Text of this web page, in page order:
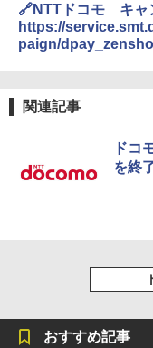
🔗NTTドコモ キャ
https://
paign/
関連記事
ドコ
を終
おすすめ記事